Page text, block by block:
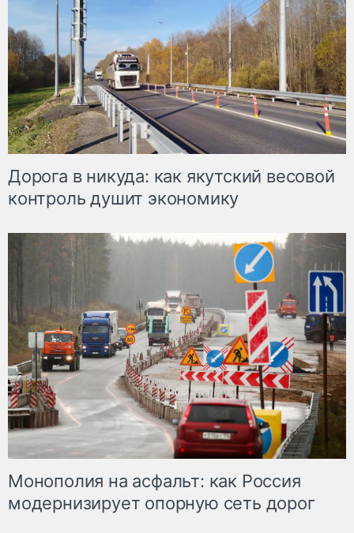
Дорога в никуда: как якутский весовой
контроль душит экономику
Монополия на асфальт: как Россия
модернизирует опорную сеть дорог